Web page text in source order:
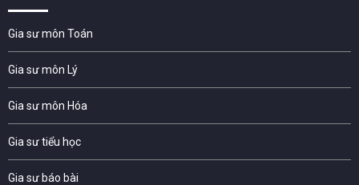
Gia sư môn Toán
Gia sư môn Lý
Gia sư môn Hóa
Gia sư tiểu học
Gia sư báo bài